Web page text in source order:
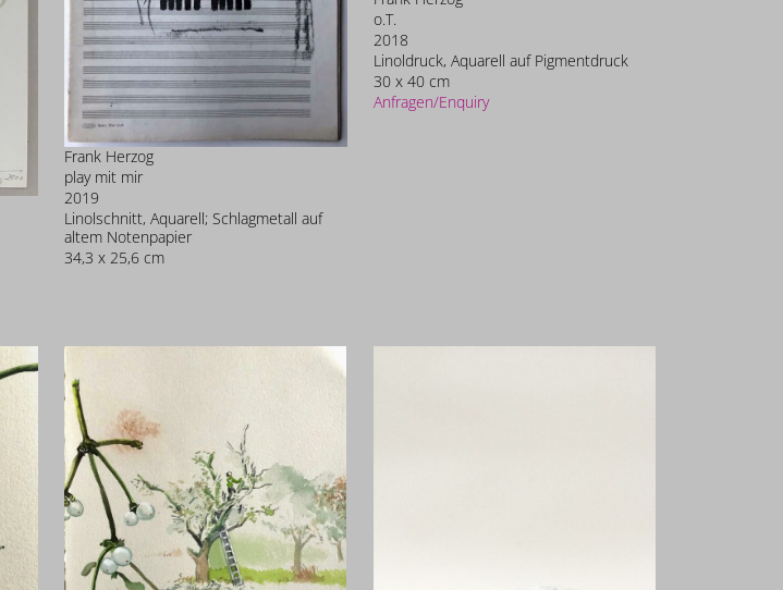
Frank Herzog
play mit mir
2019
Linolschnitt, Aquarell; Schlagmetall auf
altem Notenpapier
34,3 x 25,6 cm
o.T.
2018
Linoldruck, Aquarell auf Pigmentdruck
30 x 40 cm
Anfragen/Enquiry